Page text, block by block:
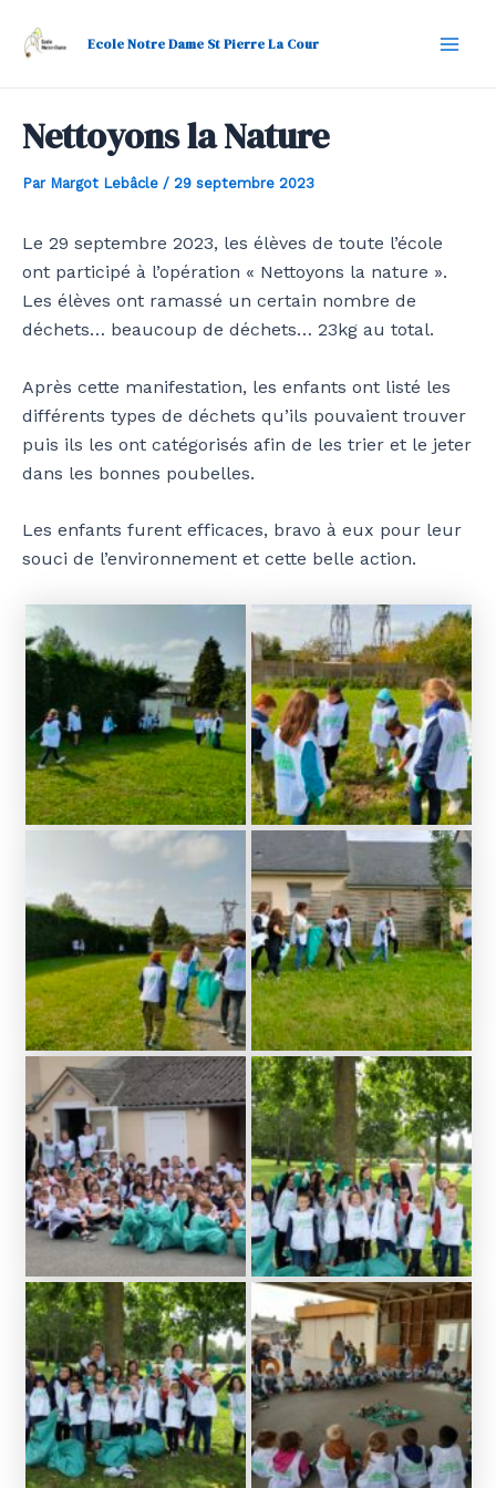
Ecole Notre Dame St Pierre La Cour
Nettoyons la Nature
Par Margot Lebâcle / 29 septembre 2023
Le 29 septembre 2023, les élèves de toute l’école
ont participé à l’opération « Nettoyons la nature ».
Les élèves ont ramassé un certain nombre de
déchets… beaucoup de déchets… 23kg au total.
Après cette manifestation, les enfants ont listé les
différents types de déchets qu’ils pouvaient trouver
puis ils les ont catégorisés afin de les trier et le jeter
dans les bonnes poubelles.
Les enfants furent efficaces, bravo à eux pour leur
souci de l’environnement et cette belle action.
des